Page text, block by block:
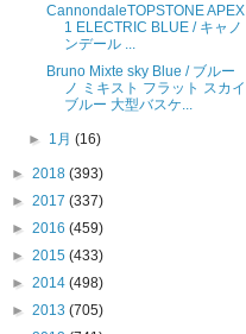
CannondaleTOPSTONE APEX
1 ELECTRIC BLUE / キャノ
ンデール ...
Bruno Mixte sky Blue / ブルー
ノ ミキスト フラット スカイ
ブルー 大型バスケ...
► 1月(16)
► 2018 (393)
► 2017 (337)
► 2016 (459)
► 2015 (433)
► 2014 (498)
► 2013 (705)